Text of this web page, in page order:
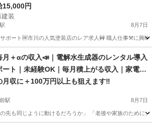
15,000円
装
8月7日
ポート🆗市川の人気塗装店のレア求人🚧 職人仕事⚒️に興味
駅 その他
月＋αの収入📣｜電解水生成器のレンタル導入
ート｜未経験OK｜毎月積上がる収入｜家電取
者・営業職・個人の方も活躍中！｜千葉県 🔻
月収に＋100万円以上も狙えます‼️
駅 8月7日
の先も同じように動けるだろうか」 「老後や家族のため